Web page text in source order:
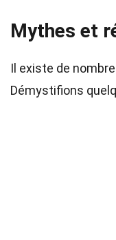
Mythes et
Il existe de
Démystifions